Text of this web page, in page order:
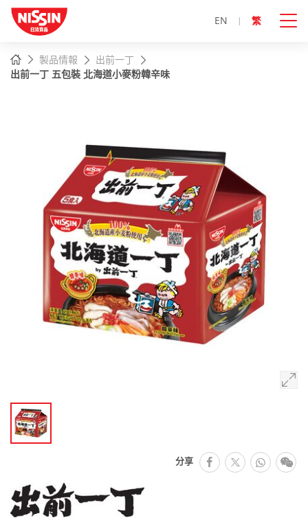
EN 繁
主頁製品情報
出前一丁
出前一丁 五包裝 北海道小麥粉韓辛味
分享 facebook
推特 微